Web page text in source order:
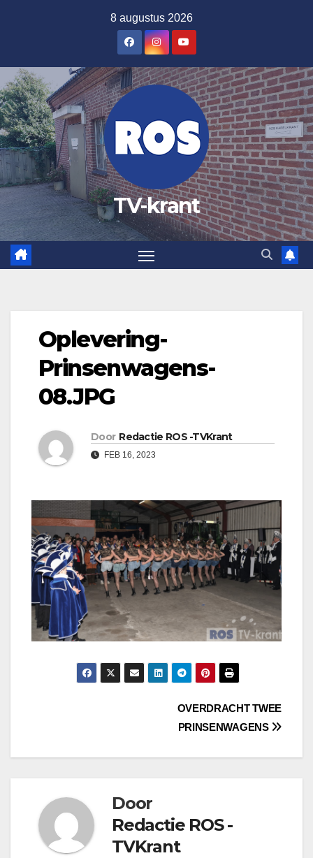
inhoud
8 augustus 2026
TV-krant
Oplevering-
Prinsenwagens-
08.JPG
Door Redactie ROS -TVKrant
FEB 16, 2023
OVERDRACHT TWEE
PRINSENWAGENS
Door
Redactie ROS -
TVKrant